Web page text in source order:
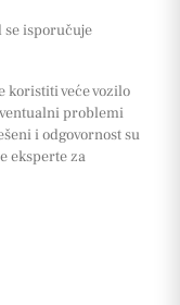
se isporučuje
koristiti veće vozilo
problemi
i odgovornost su
eksperte za